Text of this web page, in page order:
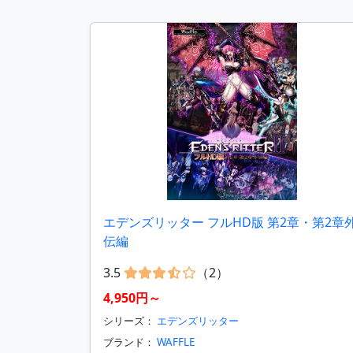
エデンズリッター フルHD版 第2章・第2章
伝編
3.5
（2）
4,950円～
シリーズ： エデンズリッター
ブランド： WAFFLE